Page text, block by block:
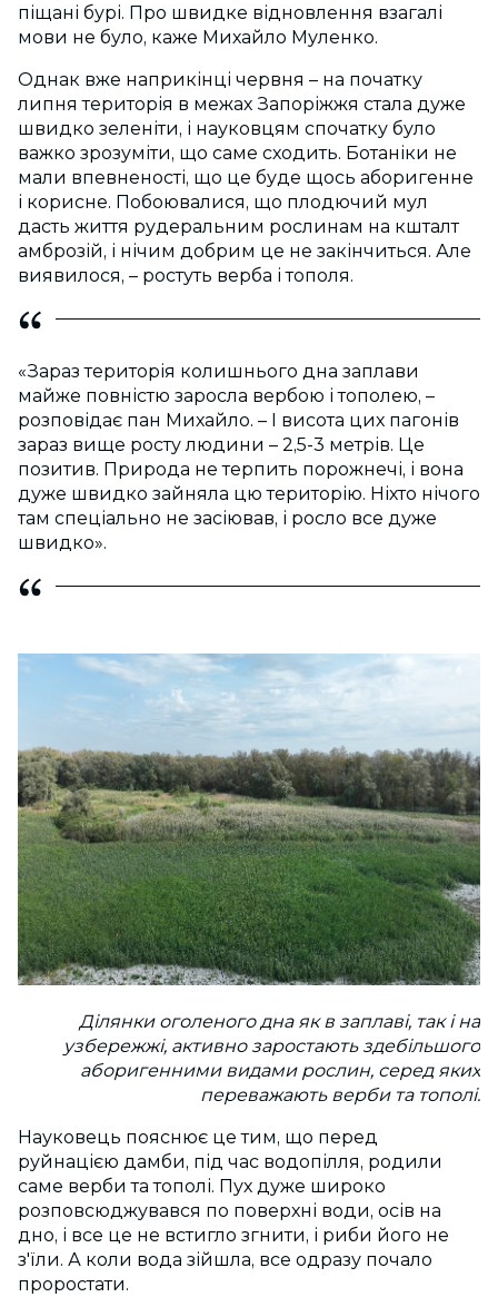
піщані бурі. Про швидке відновлення взагалі
мови не було, каже Михайло Муленко.
Однак вже наприкінці червня – на початку
липня територія в межах Запоріжжя стала дуже
швидко зеленіти, і науковцям спочатку було
важко зрозуміти, що саме сходить. Ботаніки не
мали впевненості, що це буде щось аборигенне
і корисне. Побоювалися, що плодючий мул
дасть життя рудеральним рослинам на кшталт
амброзій, і нічим добрим це не закінчиться. Але
виявилося, – ростуть верба і тополя.
«Зараз територія колишнього дна заплави
майже повністю заросла вербою і тополею, –
розповідає пан Михайло. – І висота цих пагонів
зараз вище росту людини – 2,5-3 метрів. Це
позитив. Природа не терпить порожнечі, і вона
дуже швидко зайняла цю територію. Ніхто нічого
там спеціально не засіював, і росло все дуже
швидко».
Ділянки оголеного дна як в заплаві, так і на
узбережжі, активно заростають здебільшого
аборигенними видами рослин, серед яких
переважають верби та тополі.
Науковець пояснює це тим, що перед
руйнацією дамби, під час водопілля, родили
саме верби та тополі. Пух дуже широко
розповсюджувався по поверхні води, осів на
дно, і все це не встигло згнити, і риби його не
з'їли. А коли вода зійшла, все одразу почало
проростати.